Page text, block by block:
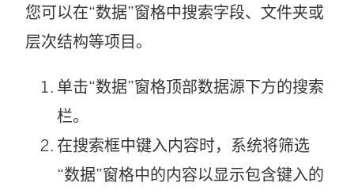
您可以在“数据”窗格中搜索字段、文件夹或
层次结构等项目。
单击“数据”窗格顶部数据源下方的搜索
栏。
在搜索框中键入内容时，系统将筛选
“数据”窗格中的内容以显示包含键入的